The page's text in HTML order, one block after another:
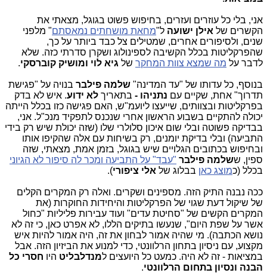
אני, בלי כל עוזרים ועזרים, בחיפוש פשוט בגוגל, מצאתי את
הקשרים של אילן ישועה ל"מחאת מושחתים נמאסתם" מלפני
שנים, ולסיפורים אחרים, שמטילים צל כבד ביותר על כך,
שהפרקליטות בכלל הקשיבה לספינולוג ושקרן סדרתי כזה. שלא
לדבר על מה שמצא צוות המחקר של גיא לוי ומושיק קוברסקי.
בנוסף, כל עדותו של "עד המדינה" שלמה פילבר בנויה על "פגישת
תדרוך" אחת, שקיים עם נתניהו - בתאריך לא ידוע. איש לא בדק
בפרקליטות ובצוותים, שייעצו ליועמ"ש, האם פגישה כזו בכלל הייתה
יכולה להתקיים בשבוע הראשון אחרי שנכנס לתפקיד מנכ"ל. אני,
בבדיקה פשוטה ובלי שום איכון סלולרי שלו (שזה יכולת שיש רק בידי
התביעה) ובלי בדיקת יומנים, רק בשיחות עם אלה שהקיפו אותו
ובחיפוש בכתובים הגלויים שיש בגוגל, בזמן אמת, מצאתי, שזה
ספין, ששלמה פילבר "עבד" על התביעה ומכר לה סיפור לא הגיוני
בכלל (כמוצג כאן בבלוג של אלי ציפורי).
ככה נבנה התיק הזה. מספינים ושקרים. ואלה רק המקרים הקלים
של שיקול דעת שגוי של הפרקליטות והיחידות החוקרות (את
המקרים הקשים של "סחיטת עדים" ועוד עבירות פליליות "כחול
אשר על שפת היום", שנעשו בתיקים הללו, לא אפרט כאן, כי זה לא
נושא הכתבה). מי שהיה אמור לבחון את זה, היה אמור להיות איש
מקצוע, עם ניסיון בתחון הרלוונטי, כדי למנוע את הביזיון הזה. אבל
במציאות - זה לא היה. כמעט כל היועצים למנדלבליט היו חסרי כל
הבנה ונסיון בתחום הרלוונטי.